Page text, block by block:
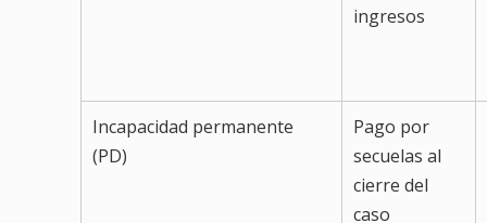
ingresos
Incapacidad permanente
(PD)
Pago por
secuelas al
cierre del
caso